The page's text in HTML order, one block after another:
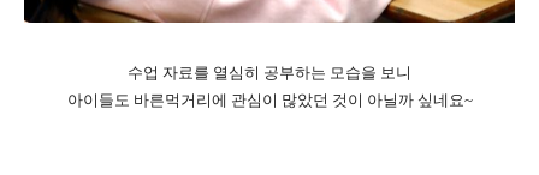
수업 자료를 열심히 공부하는 모습을 보니
아이들도 바른먹거리에 관심이 많았던 것이 아닐까 싶네요~